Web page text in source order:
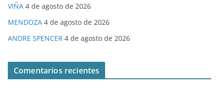
VIÑA 4 de agosto de 2026
MENDOZA 4 de agosto de 2026
ANDRE SPENCER 4 de agosto de 2026
Comentarios recientes